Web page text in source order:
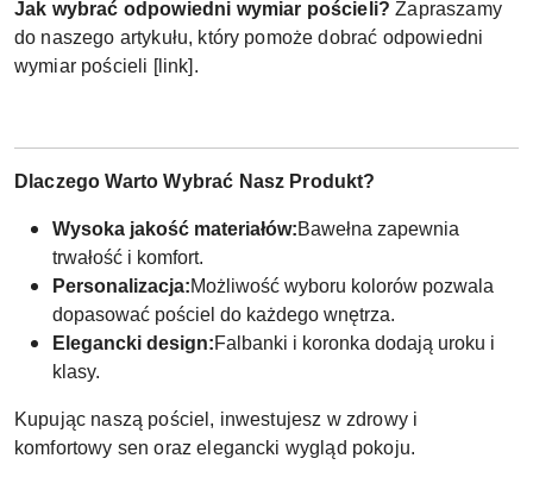
Jak wybrać odpowiedni wymiar pościeli?Zapraszamy
do naszego artykułu, który pomoże dobrać odpowiedni
wymiar pościeli [link].
Dlaczego Warto Wybrać Nasz Produkt?
Wysoka jakość materiałów:Bawełna zapewnia
trwałość i komfort.
Personalizacja:Możliwość wyboru kolorów pozwala
dopasować pościel do każdego wnętrza.
Elegancki design:Falbanki i koronka dodają uroku i
klasy.
Kupując naszą pościel, inwestujesz w zdrowy i
komfortowy sen oraz elegancki wygląd pokoju.